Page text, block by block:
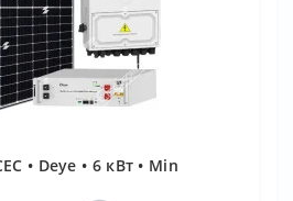
• Deye • 6 кВт • Min